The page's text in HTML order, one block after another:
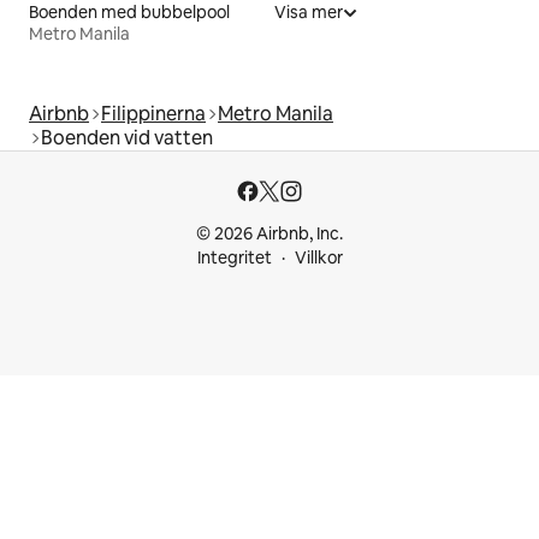
Boenden med bubbelpool
Metro Manila
Visa mer
Airbnb Filippinerna Metro Manila
Boenden vid vatten
© 2026 Airbnb, Inc.
Integritet
Villkor